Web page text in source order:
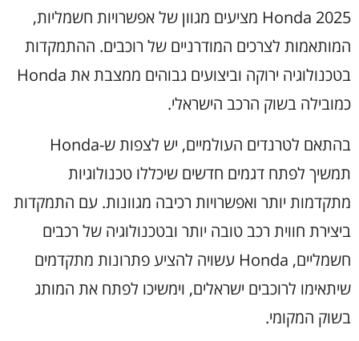
Honda 2025 מציעים מגוון של אפשרויות חשמליות,
המותאמות לצרכים המודרניים של רוכבים. ההתמקדות
בטכנולוגיה ירוקה וביצועים גבוהים ממצבת את Honda
כמובילה בשוק הרכב הישראלי.
בהתאם לטרנדים העולמיים, יש לצפות ש-Honda
תמשיך לפתח דגמים חדשים שיכללו טכנולוגיות
מתקדמות יותר ואפשרויות רכיבה מגוונות. עם התמקדות
ביצירת חווית רכב טובה יותר ובטכנולוגיה של רכבים
חשמליים, Honda עשויה להציע פתרונות מתקדמים
שיתאימו לרוכבים ישראלים, וימשיכו לפתח את המותג
בשוק המקומי.